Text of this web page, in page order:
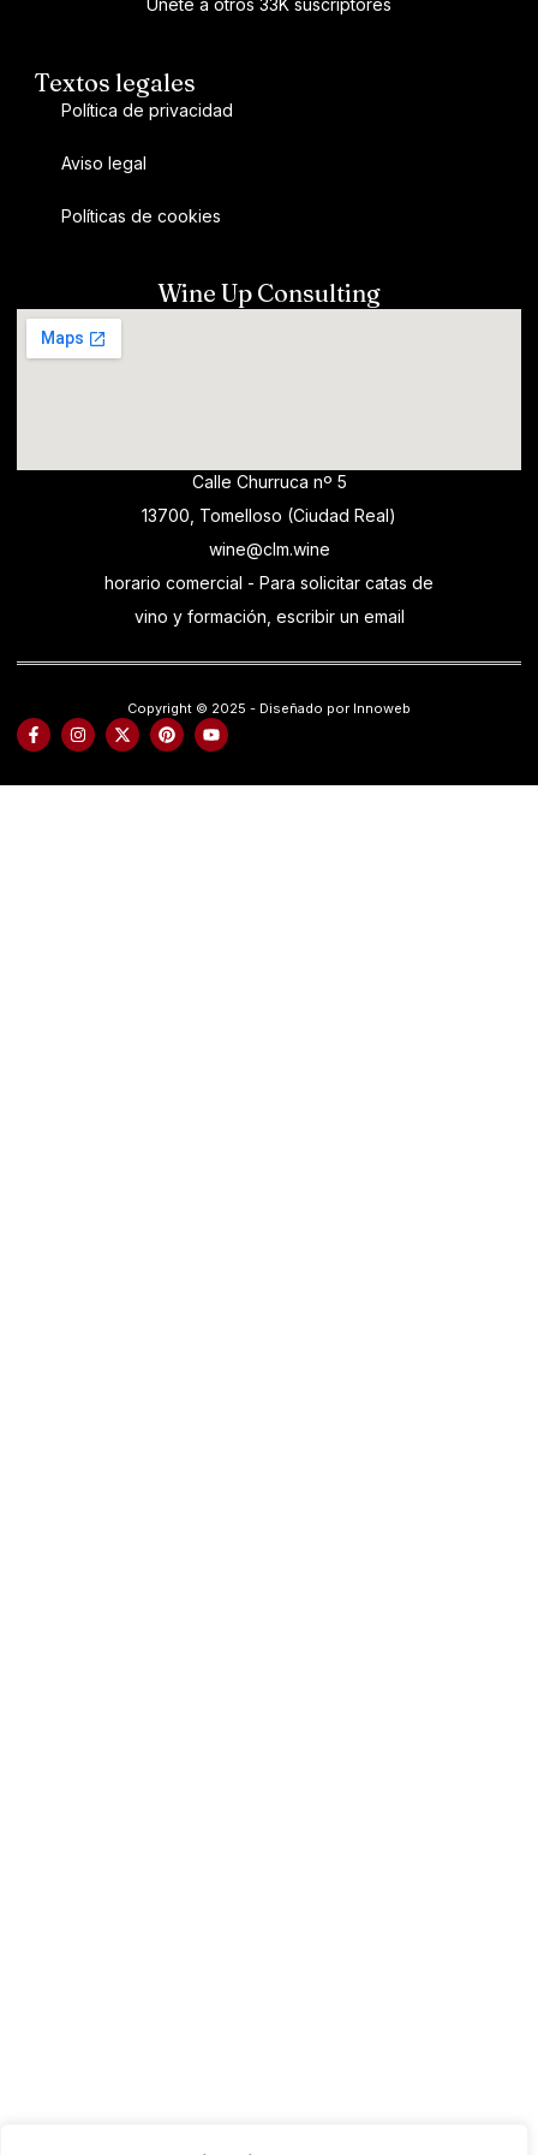
Únete a otros 33K suscriptores
Textos legales
Política de privacidad
Aviso legal
Políticas de cookies
Wine Up Consulting
Calle Churruca nº 5
13700, Tomelloso (Ciudad Real)
wine@clm.wine
horario comercial - Para solicitar catas de
vino y formación, escribir un email
Copyright © 2025 - Diseñado por Innoweb